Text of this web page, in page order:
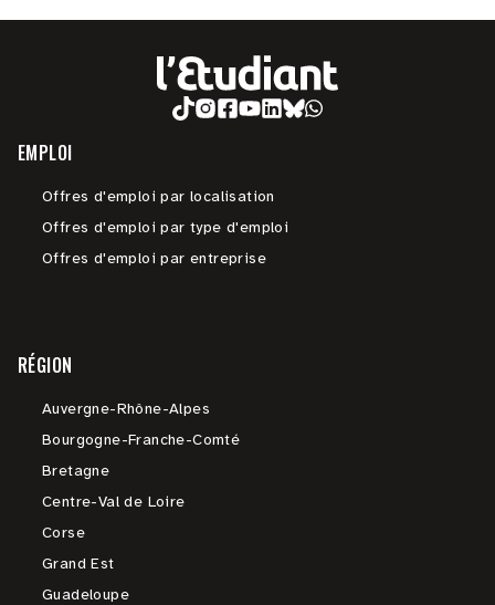
EMPLOI
Offres d'emploi par localisation
Offres d'emploi par type d'emploi
Offres d'emploi par entreprise
RÉGION
Auvergne-Rhône-Alpes
Bourgogne-Franche-Comté
Bretagne
Centre-Val de Loire
Corse
Grand Est
Guadeloupe